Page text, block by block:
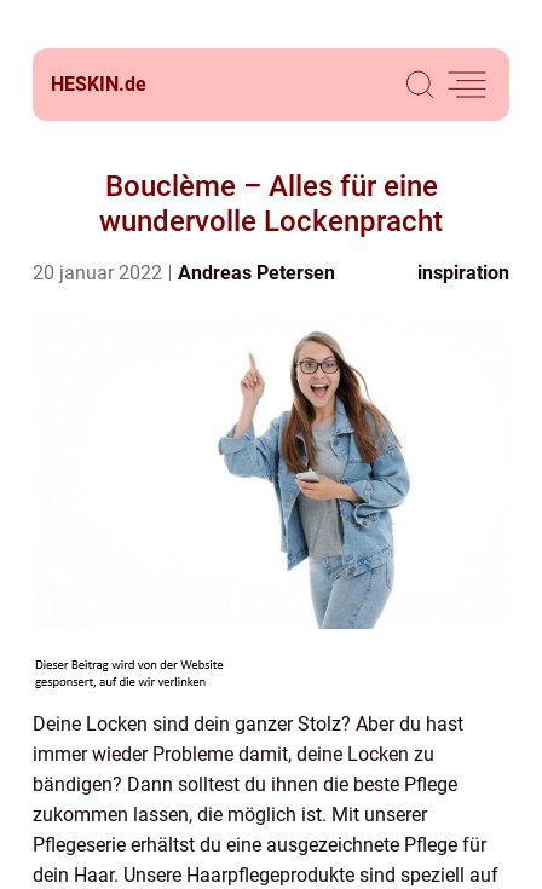
HESKIN.de
Bouclème – Alles für eine
wundervolle Lockenpracht
20 januar 2022 Andreas Petersen inspiration
Deine Locken sind dein ganzer Stolz? Aber du hast
immer wieder Probleme damit, deine Locken zu
bändigen? Dann solltest du ihnen die beste Pflege
zukommen lassen, die möglich ist. Mit unserer
Pflegeserie erhältst du eine ausgezeichnete Pflege für
dein Haar. Unsere Haarpflegeprodukte sind speziell auf